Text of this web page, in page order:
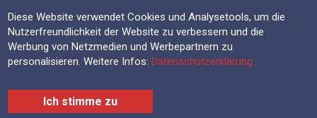
© NETZMEDIEN AG 2026
Impressum
AGB
Nutzungsbestimmungen
Datenschutzerklärung
Diese Website verwendet Cookies und Analysetools, um die
Nutzerfreundlichkeit der Website zu verbessern und die
Werbung von Netzmedien und Werbepartnern zu
personalisieren. Weitere Infos:Datenschutzerklärung
Ich stimme zu